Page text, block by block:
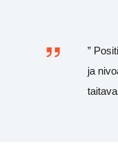
”
ja